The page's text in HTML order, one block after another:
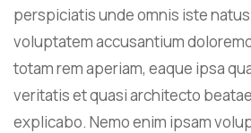
perspiciatis unde omnis iste
voluptatem accusantium
totam rem aperiam, eaque ipsa
veritatis et quasi architecto
explicabo. Nemo enim ipsam